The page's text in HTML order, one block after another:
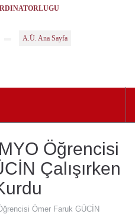
A.Ü. Ana Sayfa
Öğrencisi
Çalışırken
Ömer Faruk GÜCİN